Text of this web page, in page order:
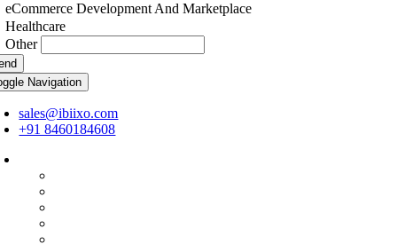
eCommerce Development And Marketplace
Healthcare
Other
Navigation
sales@ibiixo.com
+91 8460184608